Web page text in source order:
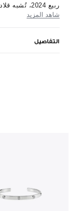
ربيع 2024، تُشبه قلادة "الموجة" المرصعة بالكريستال شكل ا...
شاهد المزيد
التفاصيل